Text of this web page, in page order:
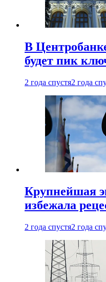
В
будет пик
2 года спустя2 года
Крупнейшая
избежала
2 года спустя2 года